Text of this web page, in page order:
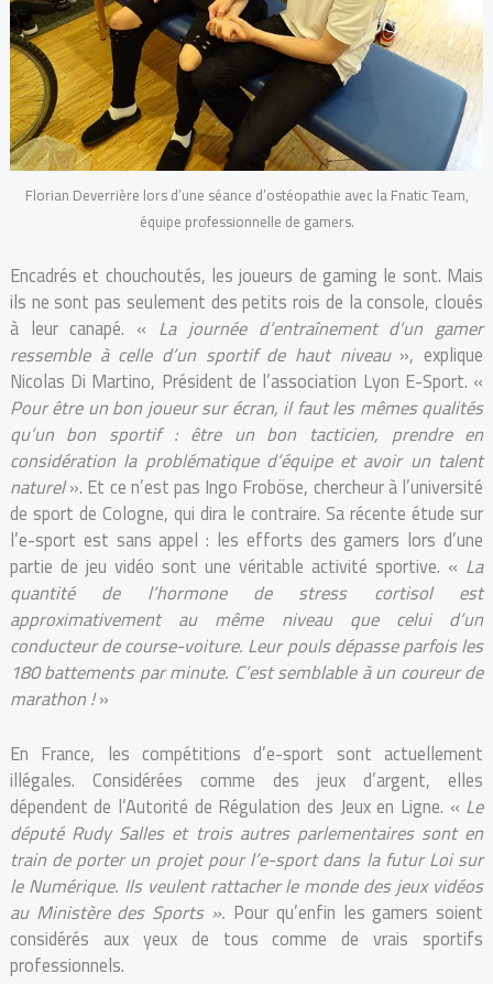
Florian Deverrière lors d’une séance d’ostéopathie avec la Fnatic Team,
équipe professionnelle de gamers.
Encadrés et chouchoutés, les joueurs de gaming le sont. Mais
ils ne sont pas seulement des petits rois de la console, cloués
à leur canapé. « La journée d’entraînement d’un gamer
ressemble à celle d’un sportif de haut niveau», explique
Nicolas Di Martino, Président de l’association Lyon E-Sport. «
Pour être un bon joueur sur écran, il faut les mêmes qualités
qu’un bon sportif : être un bon tacticien, prendre en
considération la problématique d’équipe et avoir un talent
naturel». Et ce n’est pas Ingo Froböse, chercheur à l’université
de sport de Cologne, qui dira le contraire. Sa récente étude sur
l’e-sport est sans appel : les efforts des gamers lors d’une
partie de jeu vidéo sont une véritable activité sportive. « La
quantité de l’hormone de stress cortisol est
approximativement au même niveau que celui d’un
conducteur de course-voiture. Leur pouls dépasse parfois les
180 battements par minute. C’est semblable à un coureur de
marathon !»
En France, les compétitions d’e-sport sont actuellement
illégales. Considérées comme des jeux d’argent, elles
dépendent de l’Autorité de Régulation des Jeux en Ligne. « Le
député Rudy Salles et trois autres parlementaires sont en
train de porter un projet pour l’e-sport dans la futur Loi sur
le Numérique. Ils veulent rattacher le monde des jeux vidéos
au Ministère des Sports ». Pour qu’enfin les gamers soient
considérés aux yeux de tous comme de vrais sportifs
professionnels.